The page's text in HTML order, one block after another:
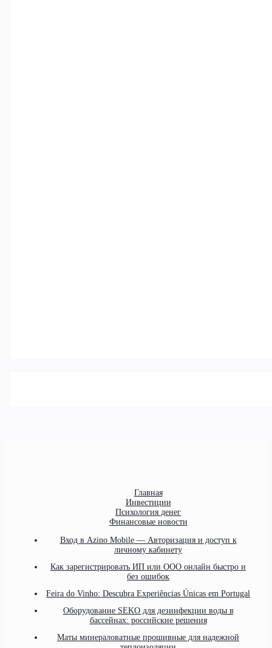
Главная
Инвестиции
Психология денег
Финансовые новости
Вход в Azino Mobile — Авторизация и доступ к
личному кабинету
Как зарегистрировать ИП или ООО онлайн быстро и
без ошибок
Feira do Vinho: Descubra Experiências Únicas em Portugal
Оборудование SEKO для дезинфекции воды в
бассейнах: российские решения
Маты минераловатные прошивные для надежной